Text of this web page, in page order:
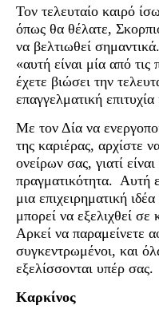
Τον τελευταίο καιρό
όπως θα θέλατε,
να βελτιωθεί
«αυτή είναι μία από
έχετε βιώσει την
επαγγελματική
Με τον Δία να
της καριέρας, αρχίστε
ονείρων σας, γιατί
πραγματικότητα. Αυτή
μια επιχειρηματική
μπορεί να εξελιχθεί σε
Αρκεί να παραμείνετε
συγκεντρωμένοι, και
εξελίσσονται υπέρ σας.
Καρκίνος